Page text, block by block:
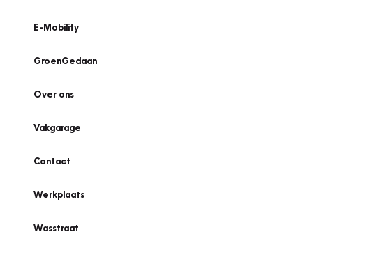
E-Mobility
GroenGedaan
Over ons
Vakgarage
Contact
Werkplaats
Wasstraat